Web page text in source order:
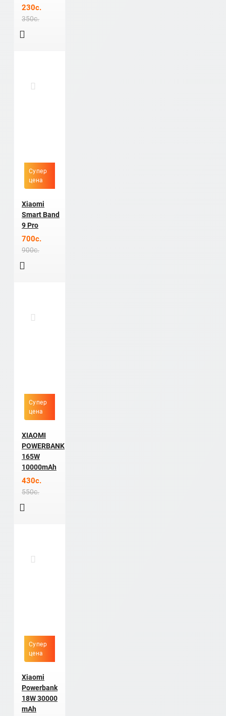
230c.
350c.
Супер
цена
Xiaomi
Smart Band
9 Pro
700c.
900c.
Супер
цена
XIAOMI
POWERBANK
165W
10000mAh
430c.
550c.
Супер
цена
Xiaomi
Powerbank
18W 30000
mAh